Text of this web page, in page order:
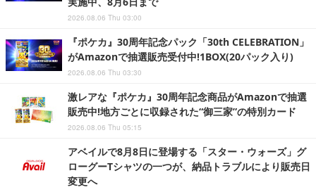
2026.08.06 Thu 03:00
『ポケカ』30周年記念パック「30th CELEBRATION」
がAmazonで抽選販売受付中!1BOX(20パック入り)
2026.08.06 Thu 03:30
激レアな『ポケカ』30周年記念商品がAmazonで抽選
販売中!地方ごとに収録された“御三家”の特別カード
2026.08.06 Thu 05:15
アベイルで8月8日に登場する「スター・ウォーズ」グ
ローグーTシャツの一つが、納品トラブルにより販売日
変更へ